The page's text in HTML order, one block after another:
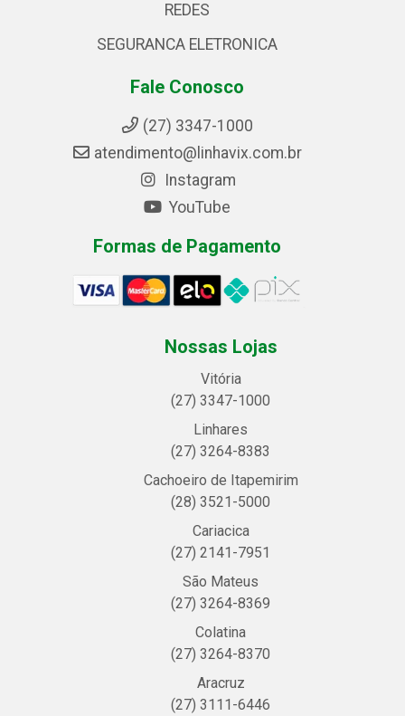
REDES
SEGURANCA ELETRONICA
Fale Conosco
(27) 3347-1000
atendimento@linhavix.com.br
Instagram
YouTube
Formas de Pagamento
Nossas Lojas
Vitória
(27) 3347-1000
Linhares
(27) 3264-8383
Cachoeiro de Itapemirim
(28) 3521-5000
Cariacica
(27) 2141-7951
São Mateus
(27) 3264-8369
Colatina
(27) 3264-8370
Aracruz
(27) 3111-6446